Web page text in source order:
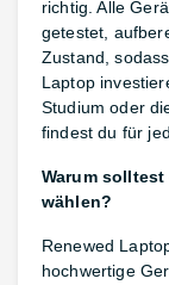
richtig. Alle
getestet,
Zustand,
Laptop
Studium oder
findest du für
Warum
wählen?
Renewed
hochwertige